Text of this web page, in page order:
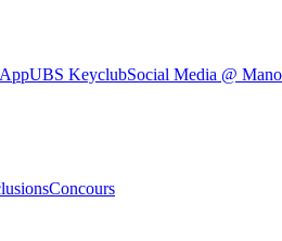
UBS KeyclubSocial Media @
Concours